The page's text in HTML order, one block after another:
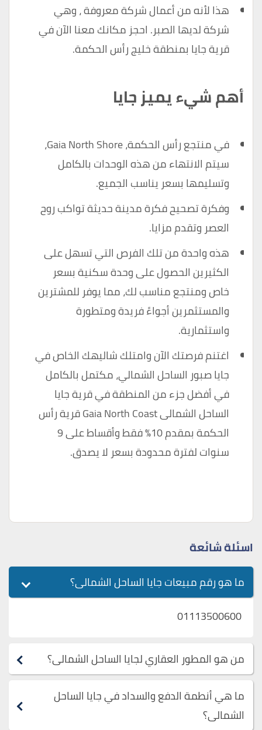
هذا لأنه من أعمال شركة معروفة ، وهي
شركة لديها الصبر. احجز مكانك معنا الآن في
قرية جايا بمنطقة خليج رأس الحكمة.
أهم شيء يميز جايا
في منتجع رأس الحكمة، Gaia North Shore،
سيتم الانتهاء من هذه الوحدات بالكامل
وتسليمها بسعر يناسب الجميع.
وفكرة تصحيح فكرة مدينة حديثة تواكب روح
العصر وتقدم مزايا.
هذه واحدة من تلك الفرص التي تسهل على
الكثيرين الحصول على وحدة سكنية بسعر
خاص ومنتجع مناسب لك، مما يوفر للمشترين
والمستثمرين أجواءً فريدة ومتطورة
واستثمارية.
اغتنم فرصتك الآن وامتلك شاليهك الخاص في
جايا صبور الساحل الشمالي، مكتمل بالكامل
في أفضل جزء من المنطقة في قرية جايا
الساحل الشمالى Gaia North Coast قرية رأس
الحكمة بمقدم 10٪ فقط وأقساط على 9
سنوات لفترة محدودة بسعر لا يصدق.
اسئلة شائعة
ما هو رقم مبيعات جايا الساحل الشمالى؟
01113500600
من هو المطور العقاري لجايا الساحل الشمالى؟
ما هي أنطمة الدفع والسداد في جايا الساحل
الشمالى؟